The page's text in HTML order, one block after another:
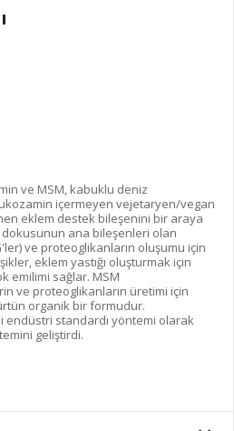
ve MSM, kabuklu deniz
içermeyen vejetaryen/vegan
eklem destek bileşenini bir araya
dokusunun ana bileşenleri olan
ve proteoglikanların oluşumu için
eklem yastığı oluşturmak için
emilimi sağlar. MSM
ve proteoglikanların üretimi için
organik bir formudur.
endüstri standardı yöntemi olarak
geliştirdi.